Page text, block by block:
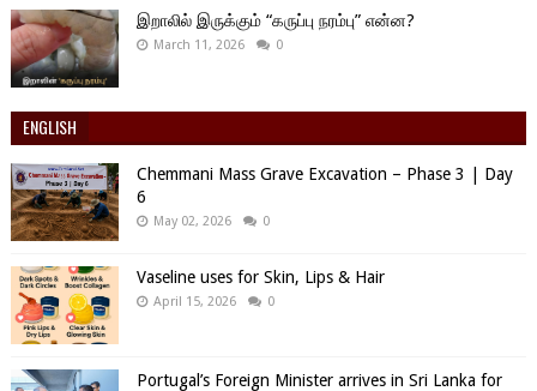
இறாலில் இருக்கும் “கருப்பு நரம்பு” என்ன?
March 11, 2026 0
ENGLISH
Chemmani Mass Grave Excavation – Phase 3 | Day
6
May 02, 2026 0
Vaseline uses for Skin, Lips & Hair
April 15, 2026 0
Portugal’s Foreign Minister arrives in Sri Lanka for